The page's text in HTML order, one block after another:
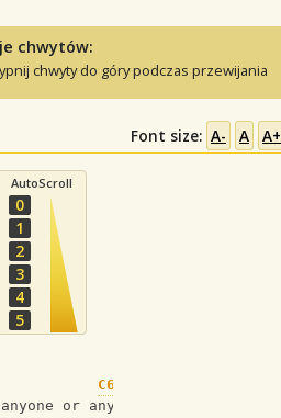
chwytów:
chwyty do góry podczas przewijania
Font size: A- A A+
AutoScroll
0
1
2
3
4
5
C6
or anything